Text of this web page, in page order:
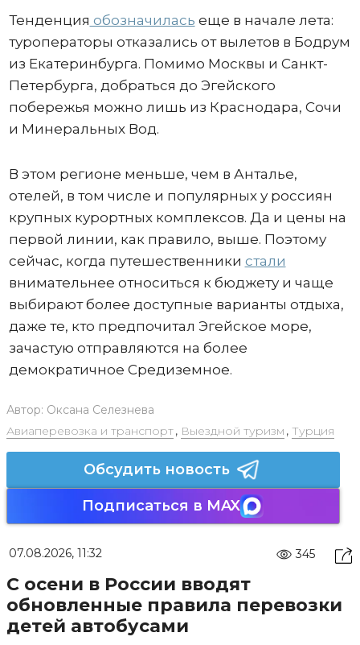
Тенденция обозначилась еще в начале лета:
туроператоры отказались от вылетов в Бодрум
из Екатеринбурга. Помимо Москвы и Санкт-
Петербурга, добраться до Эгейского
побережья можно лишь из Краснодара, Сочи
и Минеральных Вод.
В этом регионе меньше, чем в Анталье,
отелей, в том числе и популярных у россиян
крупных курортных комплексов. Да и цены на
первой линии, как правило, выше. Поэтому
сейчас, когда путешественники стали
внимательнее относиться к бюджету и чаще
выбирают более доступные варианты отдыха,
даже те, кто предпочитал Эгейское море,
зачастую отправляются на более
демократичное Средиземное.
Автор: Оксана Селезнева
Авиаперевозка и транспорт, Выездной туризм , Турция
Обсудить новость
Подписаться в MAX
07.08.2026, 11:32 345
С осени в России вводят
обновленные правила перевозки
детей автобусами